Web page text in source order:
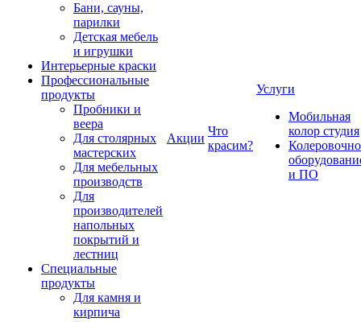
Бани, сауны,
парилки
Детская мебель
и игрушки
Интерьерные краски
Профессиональные
продукты
Пробники и
веера
Для столярных
мастерских
Для мебельных
производств
Для
производителей
напольных
покрытий и
лестниц
Специальные
продукты
Для камня и
кирпича
Акции
Что
красим?
Услуги
Мобильная
колор студия
и ПО